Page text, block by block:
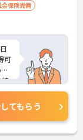
度
環
制
修
会保険完備
可
続
同
てもらう